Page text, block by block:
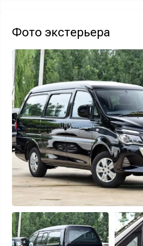
Узнать выгоду
Отправляя данную форму Вы даетесогласие
персональных данных
Фото экстерьера